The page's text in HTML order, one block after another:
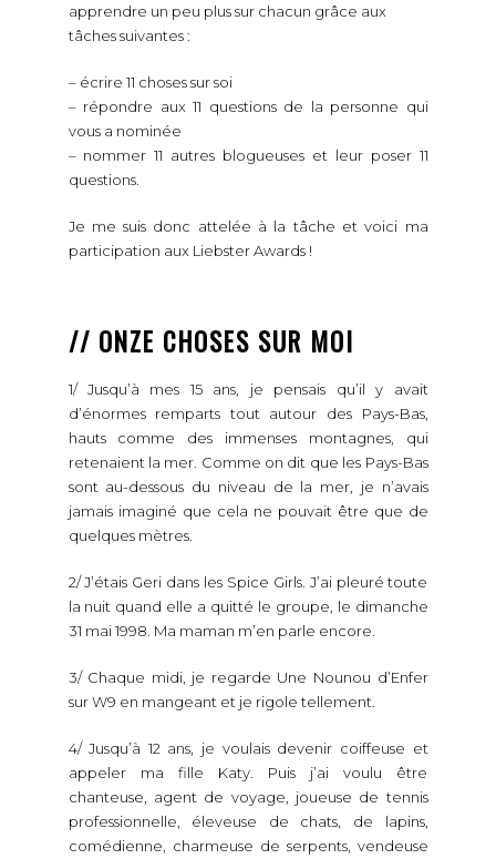
apprendre un peu plus sur chacun grâce aux
tâches suivantes :
– écrire 11 choses sur soi
– répondre aux 11 questions de la personne qui
vous a nominée
– nommer 11 autres blogueuses et leur poser 11
questions.
Je me suis donc attelée à la tâche et voici ma
participation aux Liebster Awards !
// ONZE CHOSES SUR MOI
1/ Jusqu’à mes 15 ans, je pensais qu’il y avait
d’énormes remparts tout autour des Pays-Bas,
hauts comme des immenses montagnes, qui
retenaient la mer. Comme on dit que les Pays-Bas
sont au-dessous du niveau de la mer, je n’avais
jamais imaginé que cela ne pouvait être que de
quelques mètres.
2/ J’étais Geri dans les Spice Girls. J’ai pleuré toute
la nuit quand elle a quitté le groupe, le dimanche
31 mai 1998. Ma maman m’en parle encore.
3/ Chaque midi, je regarde Une Nounou d’Enfer
sur W9 en mangeant et je rigole tellement.
4/ Jusqu’à 12 ans, je voulais devenir coiffeuse et
appeler ma fille Katy. Puis j’ai voulu être
chanteuse, agent de voyage, joueuse de tennis
professionnelle, éleveuse de chats, de lapins,
comédienne, charmeuse de serpents, vendeuse